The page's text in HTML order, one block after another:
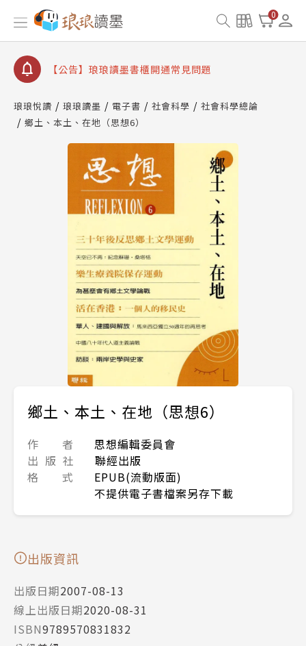
0
【公告】琅琅讀墨數位閱讀資產合併與書櫃開通申請
【公告】琅琅讀墨書櫃開通常見問題
【公告】琅琅讀墨 3 分鐘完成書櫃開通與資產合併申
請圖文教學
查詢
【公告】琅琅讀墨數位閱讀資產合併與書櫃開通申請
琅琅悅讀 琅琅讀墨 電子書 社會科學
社會科學總論
鄉土、本土、在地（思想6）
鄉土、本土、在地（思想6）
作 者
思想編輯委員會
出 版 社
聯經出版
格 式
EPUB(流動版面)
不提供電子書檔案另存下載
出版資訊
出版日期2007-08-13
線上出版日期2020-08-31
ISBN9789570831832